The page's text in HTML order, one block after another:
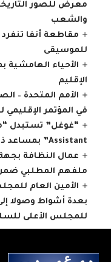
معرض للصور
والشعب
مقاطعة أنفا
للموسيقى
الأحياء الهامشية
الإقليم
الأمم المتحدة –
في المؤتمر الإقليمي للجنة
Assistant” بمساعد ذكي جديد
عمال النظافة بجهة
ملفهم المطلبي ضمن
الأمين العام
بعدة أشواط وصولا
للمجلس الأعلى